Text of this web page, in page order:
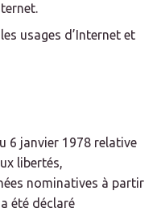
usages d’Internet et
6 janvier 1978 relative
libertés,
nominatives à partir
été déclaré